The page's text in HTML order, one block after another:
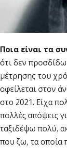
Ποια είναι τα
ότι δεν προσδίδω
μέτρησης του
οφείλεται στον
στο 2021. Είχα
πολλές απόψεις
ταξιδέψω πολύ,
που ζω, τα οποία